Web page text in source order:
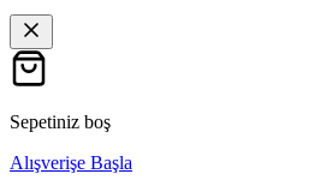
Sepetiniz boş
Alışverişe Başla